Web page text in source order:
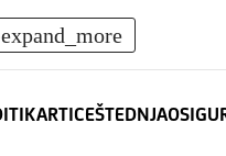
expand_more
KARTICEŠTEDNJA